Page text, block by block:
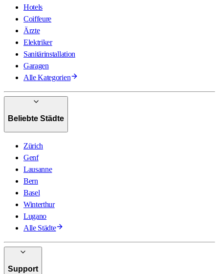
Hotels
Coiffeure
Ärzte
Elektriker
Sanitärinstallation
Garagen
Alle Kategorien
Beliebte Städte
Zürich
Genf
Lausanne
Bern
Basel
Winterthur
Lugano
Alle Städte
Support